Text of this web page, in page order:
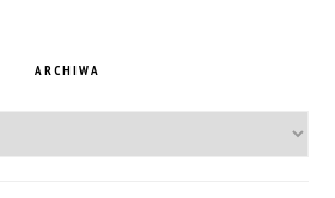
ARCHIWA